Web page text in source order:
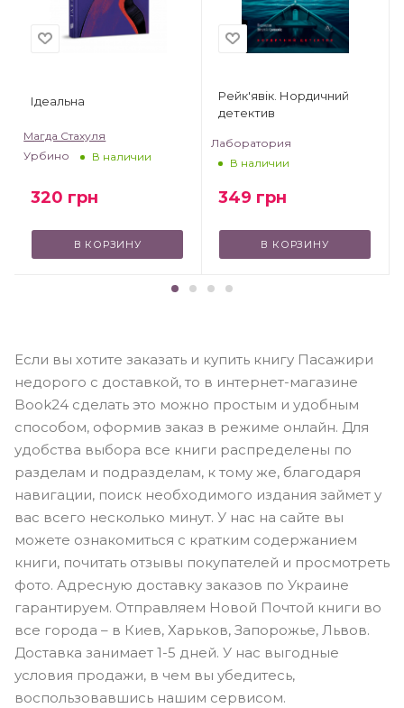
Ідеальна
Магда Стахуля
Урбино
В наличии
320 грн
В КОРЗИНУ
Рейк'явік. Нордичний
детектив
Лаборатория
В наличии
349 грн
В КОРЗИНУ
Если вы хотите заказать и купить книгу Пасажири
недорого с доставкой, то в интернет-магазине
Book24 сделать это можно простым и удобным
способом, оформив заказ в режиме онлайн. Для
удобства выбора все книги распределены по
разделам и подразделам, к тому же, благодаря
навигации, поиск необходимого издания займет у
вас всего несколько минут. У нас на сайте вы
можете ознакомиться с кратким содержанием
книги, почитать отзывы покупателей и просмотреть
фото. Адресную доставку заказов по Украине
гарантируем. Отправляем Новой Почтой книги во
все города – в Киев, Харьков, Запорожье, Львов.
Доставка занимает 1-5 дней. У нас выгодные
условия продажи, в чем вы убедитесь,
воспользовавшись нашим сервисом.